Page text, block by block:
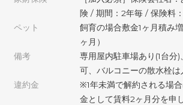
険 / 期間：2年毎 / 保険料
ペット
飼育の場合敷金1ヶ月積み
ヶ月）
備考
専用屋内駐車場あり(1台分
可、バルコニーの散水栓は
違約金
※1年未満で解約される場
金として賃料2ヶ月分を申